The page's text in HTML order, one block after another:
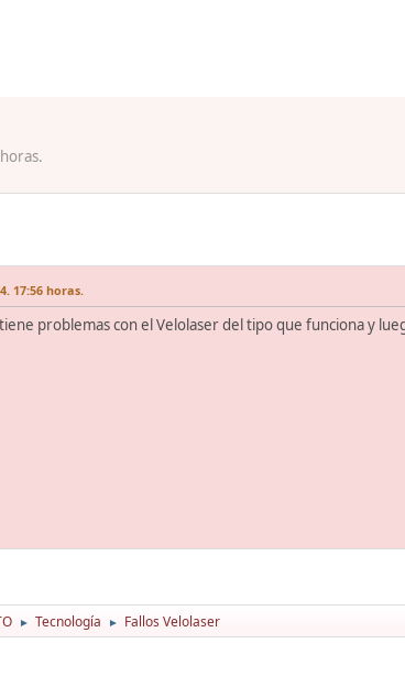
17:56 horas.
problemas con el Velolaser del tipo que funciona y
► Tecnología ► Fallos Velolaser